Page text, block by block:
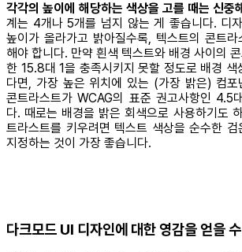
각각의 높이에 해당하는 색상을 고를 때는 신중
계는 4개나 5개를 넘지 않는 게 좋습니다. 디
높이가 올라가고 밝아질수록, 텍스트의 콘트라
해야 합니다. 만약 흰색 텍스트와 배경 사이의
한 15.8대 1을 충족시키지 못할 정도로 배경 색
다면, 가장 높은 위치에 있는 (가장 밝은) 컴포
콘트라스트가 WCAG의 표준 권고사항인 4.5
다. 때로는 배경을 밝은 회색으로 사용하기도
트라스트를 키우려면 텍스트 색상을 순수한
지정하는 것이 가장 좋습니다.
다크모드 UI 디자인에 대한 영감을 얻을 수